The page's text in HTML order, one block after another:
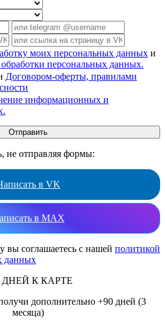
моих персональных данных и
персональных данных.
Договором-оферты, правилами
информационных и
не отправляя формы:
в VK
в MAX
соглашаетесь с нашей политикой
данных
ДНЕЙ К КАРТЕ
дополнительно +90 дней (3
месяца)